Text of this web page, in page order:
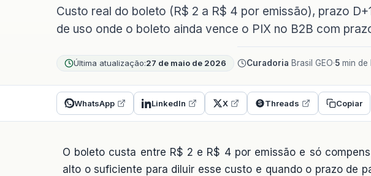
Custo real do boleto (R$ 2 a R$ 4 por emissão), prazo
de uso onde o boleto ainda vence o PIX no B2B com
Última atualização:27 de maio de 2026 Curadoria Brasil GEO·5 min de
WhatsApp LinkedIn X Threads Copiar
O boleto custa entre R$ 2 e R$ 4 por emissão e só
alto o suficiente para diluir esse custo e quando o prazo de